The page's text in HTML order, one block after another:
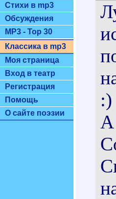
Стихи в mp3
Обсуждения
MP3 - Top 30
Классика в mp3
Моя страница
Вход в театр
Регистрация
Помощь
О сайте поэзии
:)
А